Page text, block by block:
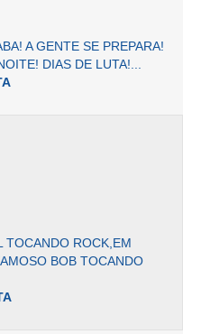
A GENTE SE PREPARA!
DIAS DE LUTA!...
TOCANDO ROCK,EM
BOB TOCANDO